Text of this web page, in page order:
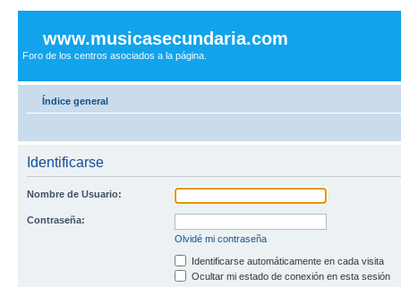
www.musicasecundaria.com
Foro de los centros asociados a la página.
Índice general
Identificarse
Nombre de Usuario:
Contraseña:
Olvidé mi contraseña
Identificarse automáticamente en cada visita
Ocultar mi estado de conexión en esta sesión